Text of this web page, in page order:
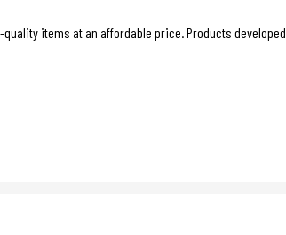
items at an affordable price. Products